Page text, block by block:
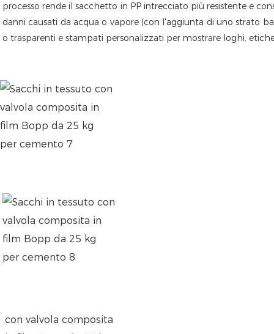
processo rende il sacchetto in PP intrecciato più resistente e
danni causati da acqua o vapore (con l'aggiunta di uno strato
o trasparenti e stampati personalizzati per mostrare loghi,